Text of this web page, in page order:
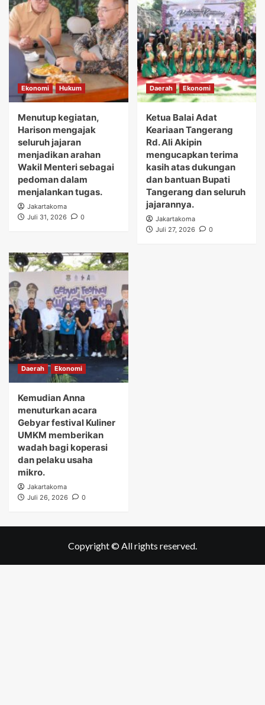
Ekonomi Hukum
Menutup kegiatan,
Harison mengajak
seluruh jajaran
menjadikan arahan
Wakil Menteri sebagai
pedoman dalam
menjalankan tugas.
Jakartakoma
Juli 31, 2026
0
Daerah Ekonomi
Ketua Balai Adat
Keariaan Tangerang
Rd. Ali Akipin
mengucapkan terima
kasih atas dukungan
dan bantuan Bupati
Tangerang dan seluruh
jajarannya.
Jakartakoma
Juli 27, 2026
0
Daerah Ekonomi
Kemudian Anna
menuturkan acara
Gebyar festival Kuliner
UMKM memberikan
wadah bagi koperasi
dan pelaku usaha
mikro.
Jakartakoma
Juli 26, 2026
0
Copyright © All rights reserved.